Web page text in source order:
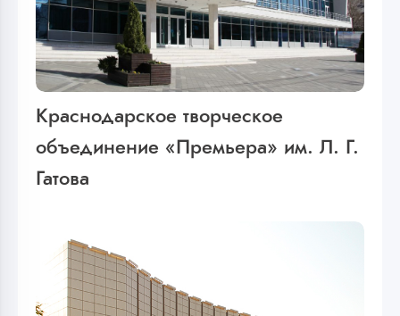
Краснодарское творческое
объединение «Премьера» им. Л. Г.
Гатова